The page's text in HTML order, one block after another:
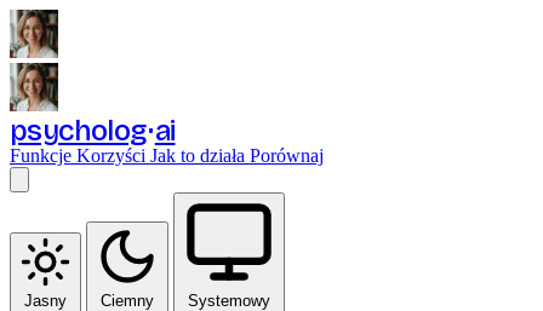
psycholog ai
Funkcje Korzyści Jak to działa Porównaj
Jasny Ciemny Systemowy